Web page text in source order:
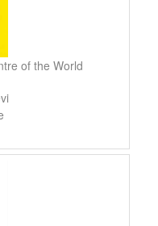
of the World